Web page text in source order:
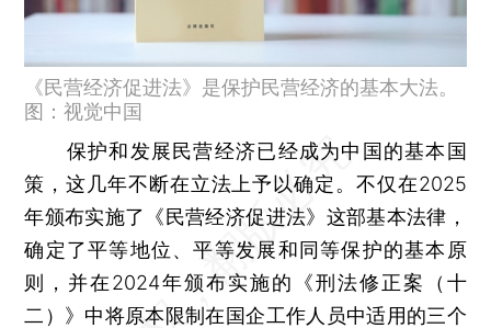
《民营经济促进法》是保护民营经济的基本大法。
图：视觉中国
保护和发展民营经济已经成为中国的基本国
策，这几年不断在立法上予以确定。不仅在2025
年颁布实施了《民营经济促进法》这部基本法律，
确定了平等地位、平等发展和同等保护的基本原
则，并在2024年颁布实施的《刑法修正案（十
二）》中将原本限制在国企工作人员中适用的三个